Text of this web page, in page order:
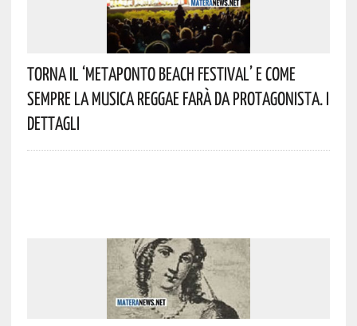
Torna Il ‘Metaponto Beach Festival’ E Come
Sempre La Musica Reggae Farà Da Protagonista. I
Dettagli